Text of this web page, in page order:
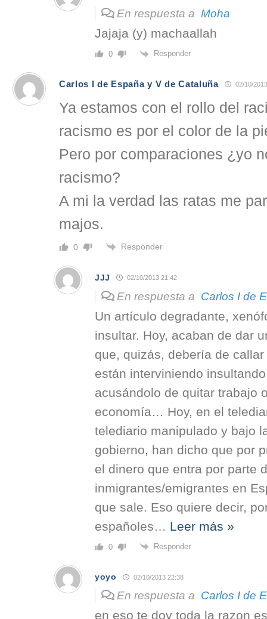
En respuesta a Moha
Jajaja (y) machaallah
0 Responder
Carlos I de España y V de Cataluña 02/10/
Ya estamos con el rollo del
racismo es por el color de la
Pero por comparaciones ¿yo
racismo?
A mi la verdad las ratas me
majos.
0 Responder
JJJ 02/10/2013 21:42
En respuesta a Carlos I de
Un artículo degradante,
insultar. Hoy, acaban de dar
que, quizás, debería de
están interviniendo
acusándolo de quitar trabajo
economía… Hoy, en el
telediario manipulado y bajo
gobierno, han dicho que por
el dinero que entra por parte
inmigrantes/emigrantes en
que sale. Eso quiere decir,
españoles… Leer más »
0 Responder
yoyo 02/10/2013 22:38
En respuesta a Carlos I de
en eso te doy toda la razon